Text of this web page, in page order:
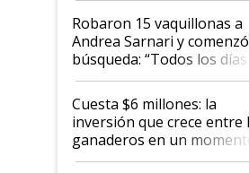
Robaron 15 vaquillonas a
Andrea Sarnari y
búsqueda: “Todos los días
toca a algún productor”
Cuesta $6 millones: la
inversión que crece entre
ganaderos en un momento
histórico para la actividad